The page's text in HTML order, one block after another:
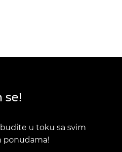
se!
u toku sa svim
ponudama!